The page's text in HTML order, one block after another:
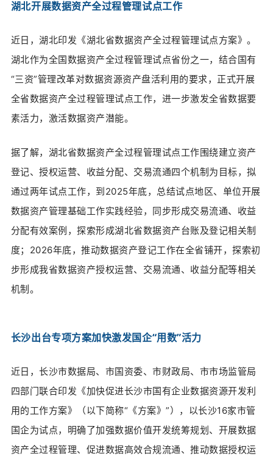
湖北开展数据资产全过程管理试点工作
近日，湖北印发《湖北省数据资产全过程管理试点方案》。
湖北作为全国数据资产全过程管理试点省份之一，结合国有
“三资”管理改革对数据资源资产盘活利用的要求，正式开展
全省数据资产全过程管理试点工作，进一步激发全省数据要
素活力，激活数据资产潜能。
据了解，湖北省数据资产全过程管理试点工作围绕建立资产
登记、授权运营、收益分配、交易流通四个机制为目标，拟
通过两年试点工作，到2025年底，总结试点地区、单位开展
数据资产管理基础工作实践经验，同步形成交易流通、收益
分配有效案例，探索形成湖北省数据资产台账及登记相关制
度；2026年底，推动数据资产登记工作在全省铺开，探索初
步形成我省数据资产授权运营、交易流通、收益分配等相关
机制。
长沙出台专项方案加快激发国企“用数”活力
近日，长沙市数据局、市国资委、市财政局、市市场监管局
四部门联合印发《加快促进长沙市国有企业数据资源开发利
用的工作方案》
（以下简称“《方案》”） ， 以长沙16家市管
国企为试点，明确了加强数据价值开发统筹规划、开展数据
资产全过程管理、促进数据高效合规流通、推动数据授权运